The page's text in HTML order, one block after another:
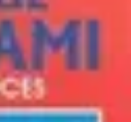
Astuces et